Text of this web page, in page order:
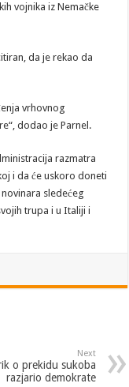
vojnika iz Nemačke
da je rekao da
vrhovnog
dodao je Parnel.
razmatra
i da će uskoro doneti
sledećeg
trupa i u Italiji i
Next
o prekidu sukoba
razjario demokrate